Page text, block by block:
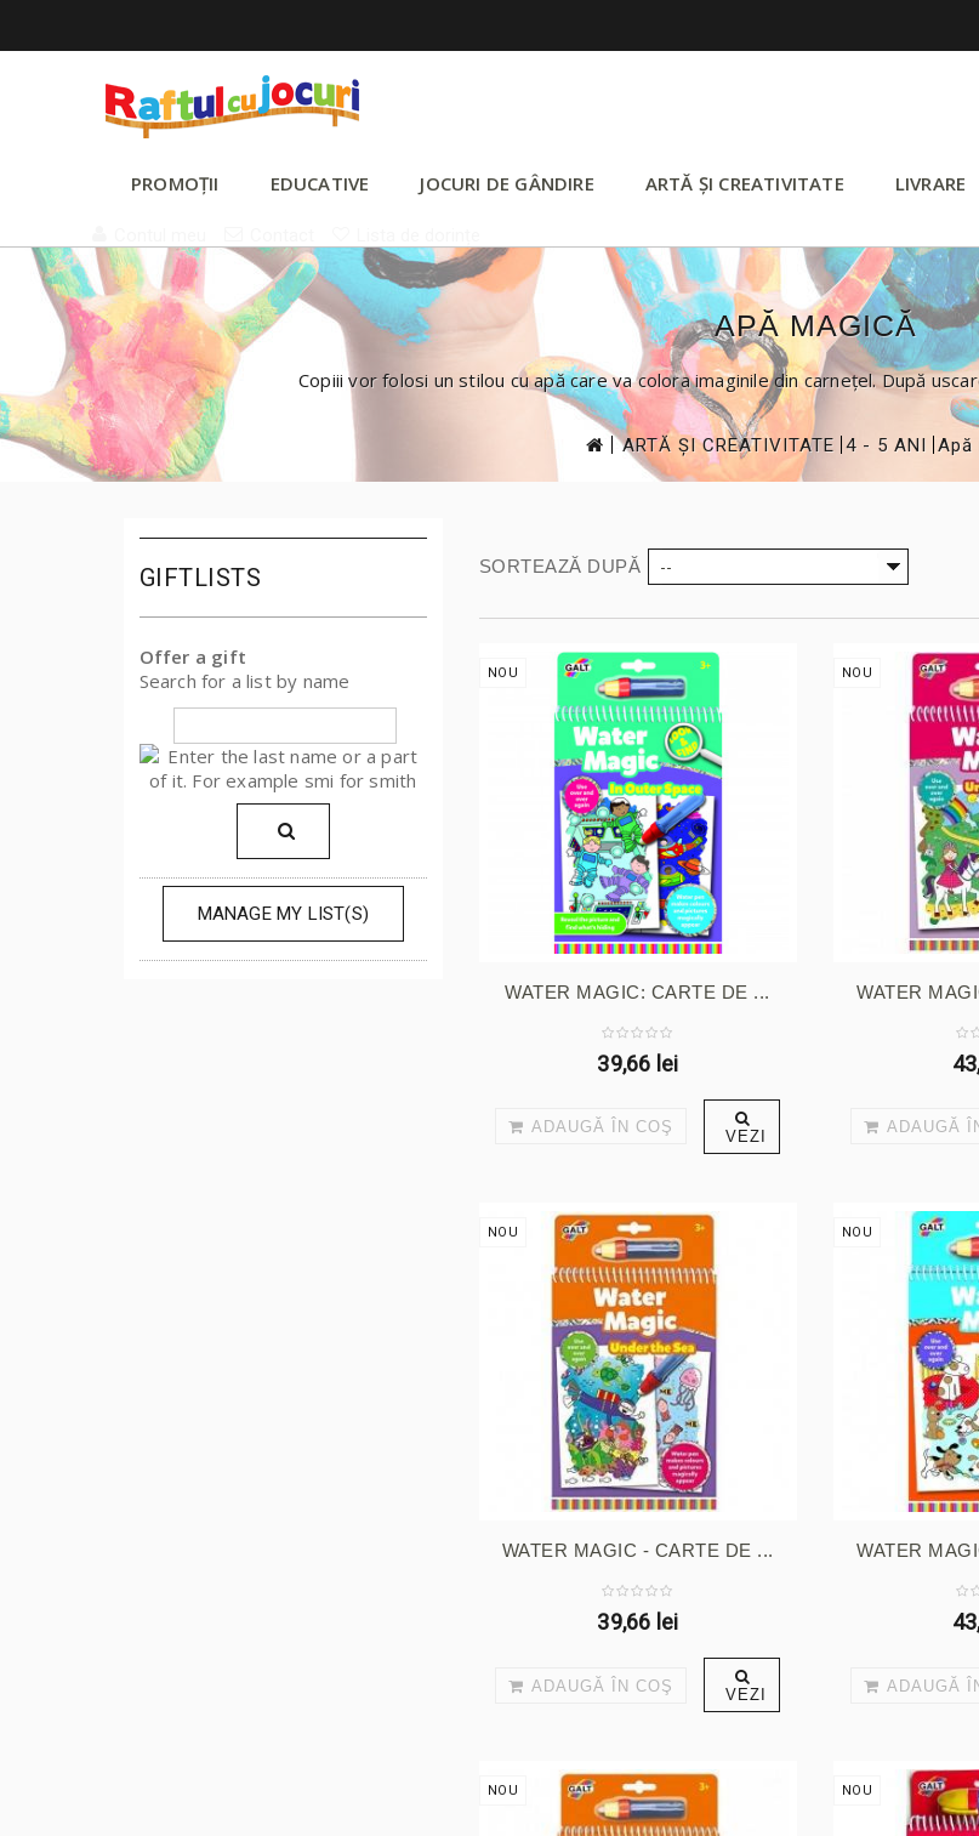
PROMOȚII EDUCATIVE JOCURI DE GÂNDIRE ARTĂ ȘI CREATIVITATE LIVRARE
APĂ MAGICĂ
Copiii vor folosi un stilou cu apă care va colora imaginile din carnețel. După
>
ARTĂ ȘI CREATIVITATE 4 - 5 ANI Apă
GIFTLISTS
Offer a gift
Search for a list by name
MANAGE MY LIST(S)
SORTEAZĂ DUPĂ --
NOU
WATER MAGIC: CARTE DE ...
39,66 lei
ADAUGĂ ÎN COŞ VEZI
NOU
WATER
ADAUGĂ
NOU
WATER MAGIC - CARTE DE ...
39,66 lei
ADAUGĂ ÎN COŞ VEZI
NOU
WATER
ADAUGĂ
NOU NOU